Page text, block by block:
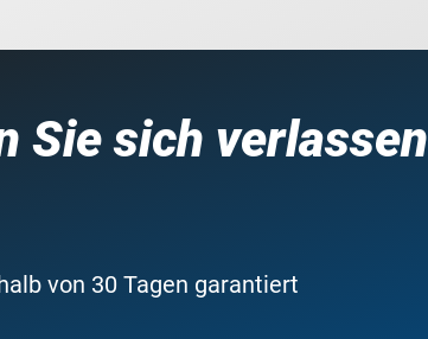
Sie sich verlassen
von 30 Tagen garantiert